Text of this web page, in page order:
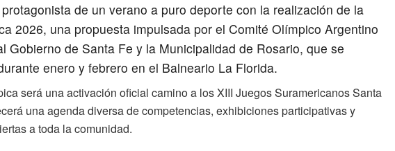
de un verano a puro deporte con la realización de la
2026, una propuesta impulsada por el Comité Olímpico Argentino
Gobierno de Santa Fe y la Municipalidad de Rosario, que se
enero y febrero en el Balneario La Florida.
será una activación oficial camino a los XIII Juegos Suramericanos Santa
una agenda diversa de competencias, exhibiciones participativas y
a toda la comunidad.